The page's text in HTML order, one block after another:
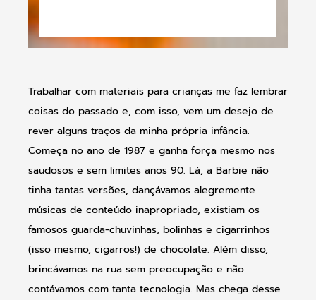
Trabalhar com materiais para crianças me faz lembrar
coisas do passado e, com isso, vem um desejo de
rever alguns traços da minha própria infância.
Começa no ano de 1987 e ganha força mesmo nos
saudosos e sem limites anos 90. Lá, a Barbie não
tinha tantas versões, dançávamos alegremente
músicas de conteúdo inapropriado, existiam os
famosos guarda-chuvinhas, bolinhas e cigarrinhos
(isso mesmo, cigarros!) de chocolate. Além disso,
brincávamos na rua sem preocupação e não
contávamos com tanta tecnologia. Mas chega desse